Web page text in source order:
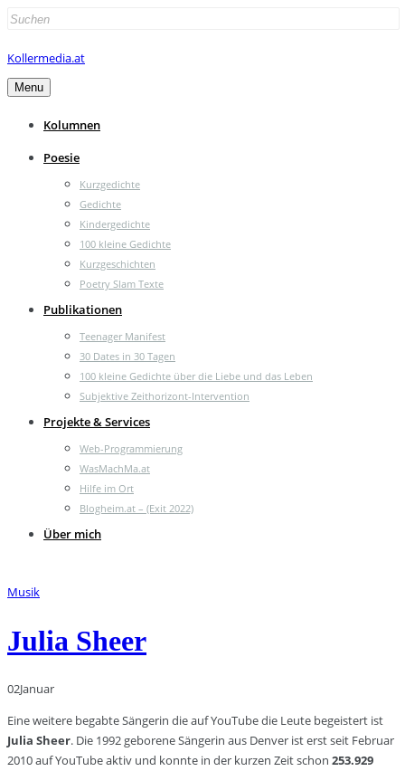
Search
Kollermedia.at
Menu
Kolumnen
Poesie
Kurzgedichte
Gedichte
Kindergedichte
100 kleine Gedichte
Kurzgeschichten
Poetry Slam Texte
Publikationen
Teenager Manifest
30 Dates in 30 Tagen
100 kleine Gedichte über die Liebe und das Leben
Subjektive Zeithorizont-Intervention
Projekte & Services
Web-Programmierung
WasMachMa.at
Hilfe im Ort
Blogheim.at – (Exit 2022)
Über mich
Musik
Julia Sheer
02Januar
Eine weitere begabte Sängerin die auf YouTube die Leute begeistert ist
Julia Sheer. Die 1992 geborene Sängerin aus Denver ist erst seit Februar
2010 auf YouTube aktiv und konnte in der kurzen Zeit schon 253.929